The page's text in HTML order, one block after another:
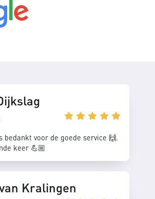
bedankt voor de goede service 🙌.
keer 💪🏼
Kralingen